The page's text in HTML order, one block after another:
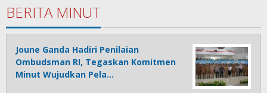
BERITA MINUT
Joune Ganda Hadiri Penilaian
Ombudsman RI, Tegaskan Komitmen
Minut Wujudkan Pela…